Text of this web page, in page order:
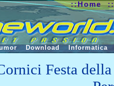
Festa
::Home
Download Informatica